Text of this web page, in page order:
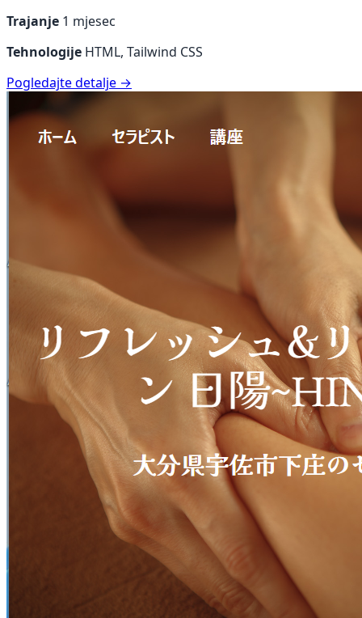
Trajanje 1 mjesec
Tehnologije HTML, Tailwind CSS
Pogledajte detalje →